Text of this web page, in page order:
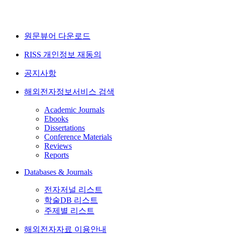
원문뷰어 다운로드
RISS 개인정보 재동의
공지사항
해외전자정보서비스 검색
Academic Journals
Ebooks
Dissertations
Conference Materials
Reviews
Reports
Databases & Journals
전자저널 리스트
학술DB 리스트
주제별 리스트
해외전자자료 이용안내